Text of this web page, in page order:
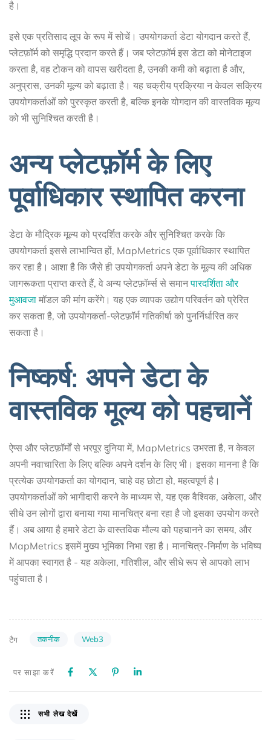
है।
इसे एक प्रतिसाद लूप के रूप में सोचें। उपयोगकर्ता डेटा योगदान करते हैं,
प्लेटफ़ॉर्म को समृद्धि प्रदान करते हैं। जब प्लेटफ़ॉर्म इस डेटा को मोनेटाइज
करता है, वह टोकन को वापस खरीदता है, उनकी कमी को बढ़ाता है और,
अनुप्रास, उनकी मूल्य को बढ़ाता है। यह चक्रीय प्रक्रिया न केवल सक्रिय
उपयोगकर्ताओं को पुरस्कृत करती है, बल्कि इनके योगदान की वास्तविक मूल्य
को भी सुनिश्चित करती है।
अन्य प्लेटफ़ॉर्म के लिए
पूर्वाधिकार स्थापित करना
डेटा के मौद्रिक मूल्य को प्रदर्शित करके और सुनिश्चित करके कि
उपयोगकर्ता इससे लाभान्वित हों, MapMetrics एक पूर्वाधिकार स्थापित
कर रहा है। आशा है कि जैसे ही उपयोगकर्ता अपने डेटा के मूल्य की अधिक
जागरूकता प्राप्त करते हैं, वे अन्य प्लेटफ़ॉर्म्स से समानपारदर्शिता और
मुआवजा मॉडल की मांग करेंगे। यह एक व्यापक उद्योग परिवर्तन को प्रेरित
कर सकता है, जो उपयोगकर्ता-प्लेटफ़ॉर्म गतिकीर्षा को पुनर्निर्धारित कर
सकता है।
निष्कर्ष: अपने डेटा के
वास्तविक मूल्य को पहचानें
ऐप्स और प्लेटफ़ॉर्मों से भरपूर दुनिया में, MapMetrics उभरता है, न केवल
अपनी नवाचारिता के लिए बल्कि अपने दर्शन के लिए भी। इसका मानना ​​है कि
प्रत्येक उपयोगकर्ता का योगदान, चाहे वह छोटा हो, महत्वपूर्ण है।
उपयोगकर्ताओं को भागीदारी करने के माध्यम से, यह एक वैश्विक, अकेला, और
सीधे उन लोगों द्वारा बनाया गया मानचित्र बना रहा है जो इसका उपयोग करते
हैं। अब आया है हमारे डेटा के वास्तविक मौल्य को पहचानने का समय, और
MapMetrics इसमें मुख्य भूमिका निभा रहा है। मानचित्र-निर्माण के भविष्य
में आपका स्वागत है - यह अकेला, गतिशील, और सीधे रूप से आपको लाभ
पहुंचाता है।
टैग तकनीक Web3
पर साझा करें
सभी लेख देखें